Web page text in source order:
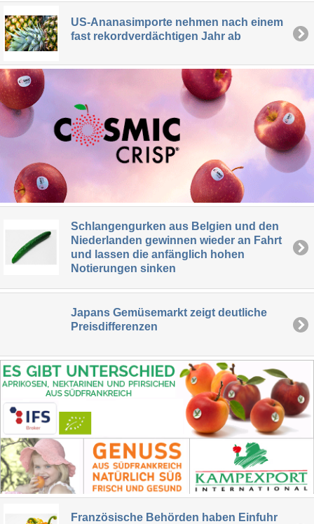
US-Ananasimporte nehmen nach einem
fast rekordverdächtigen Jahr ab
Schlangengurken aus Belgien und den
Niederlanden gewinnen wieder an Fahrt
und lassen die anfänglich hohen
Notierungen sinken
Japans Gemüsemarkt zeigt deutliche
Preisdifferenzen
Französische Behörden haben Einfuhr